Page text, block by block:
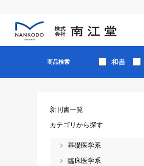
商品検索 和書
新刊書一覧
カテゴリから探す
基礎医学系
臨床医学系